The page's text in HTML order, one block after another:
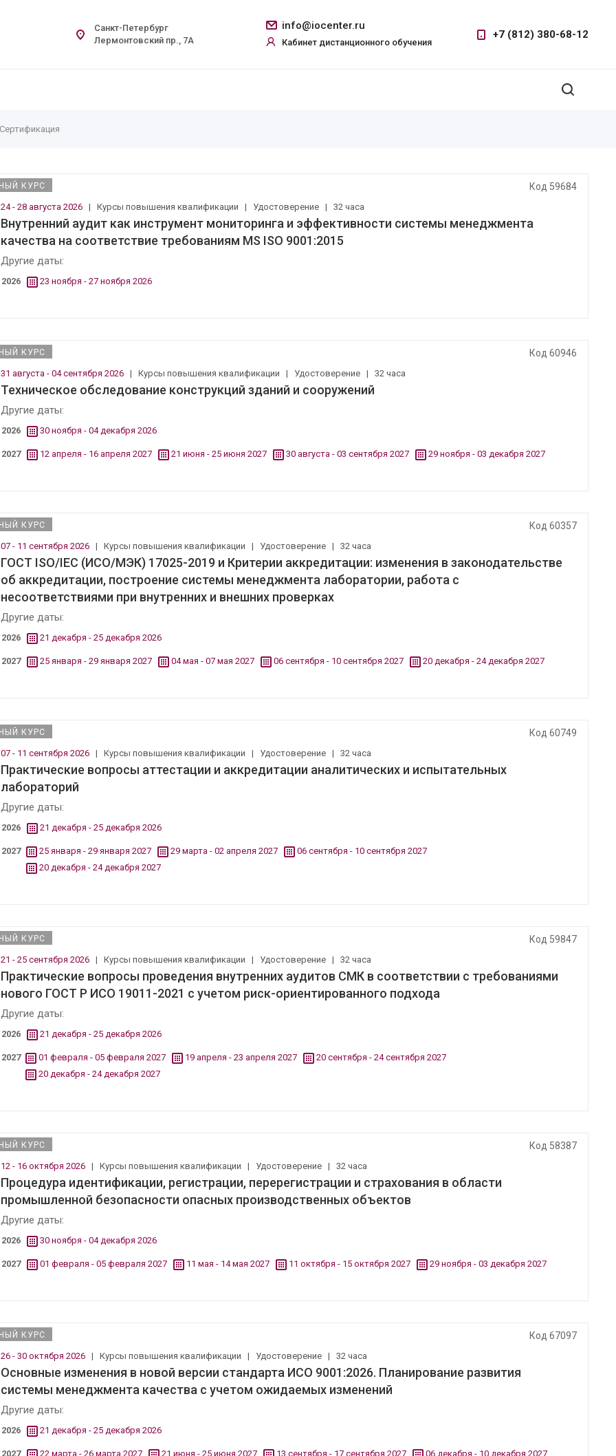
info@iocenter.ru
Кабинет дистанционного обучения
+7 (812) 380-68-12
Санкт-Петербург
Лермонтовский пр., 7А
КУРС Код 59684
24 - 28 августа 2026 |Курсы повышения квалификации | Удостоверение |32 часа
Внутренний аудит как инструмент мониторинга и эффективности системы менеджмента
качества на соответствие требованиям MS ISO 9001:2015
Другие даты:
2026 23 ноября - 27 ноября 2026
КУРС Код 60946
31 августа - 04 сентября 2026 |Курсы повышения квалификации | Удостоверение |32 часа
Техническое обследование конструкций зданий и сооружений
Другие даты:
2026 30 ноября - 04 декабря 2026
2027 12 апреля - 16 апреля 2027 21 июня - 25 июня 2027 30 августа - 03 сентября 2027 29 ноября - 03 декабря 2027
КУРС Код 60357
07 - 11 сентября 2026 |Курсы повышения квалификации | Удостоверение |32 часа
ГОСТ ISO/IEC (ИСО/МЭК) 17025-2019 и Критерии аккредитации: изменения в законодательстве
об аккредитации, построение системы менеджмента лаборатории, работа с
несоответствиями при внутренних и внешних проверках
Другие даты:
2026 21 декабря - 25 декабря 2026
2027 25 января - 29 января 2027 04 мая - 07 мая 2027 06 сентября - 10 сентября 2027 20 декабря - 24 декабря 2027
КУРС Код 60749
07 - 11 сентября 2026 |Курсы повышения квалификации | Удостоверение |32 часа
Практические вопросы аттестации и аккредитации аналитических и испытательных
лабораторий
Другие даты:
2026 21 декабря - 25 декабря 2026
2027 25 января - 29 января 2027 29 марта - 02 апреля 2027
06 сентября - 10 сентября 2027
20 декабря - 24 декабря 2027
КУРС Код 59847
21 - 25 сентября 2026 |Курсы повышения квалификации | Удостоверение |32 часа
Практические вопросы проведения внутренних аудитов СМК в соответствии с требованиями
нового ГОСТ Р ИСО 19011-2021 с учетом риск-ориентированного подхода
Другие даты:
2026 21 декабря - 25 декабря 2026
2027 01 февраля - 05 февраля 2027 19 апреля - 23 апреля 2027
20 сентября - 24 сентября 2027
20 декабря - 24 декабря 2027
КУРС Код 58387
12 - 16 октября 2026 |Курсы повышения квалификации | Удостоверение |32 часа
Процедура идентификации, регистрации, перерегистрации и страхования в области
промышленной безопасности опасных производственных объектов
Другие даты:
2026 30 ноября - 04 декабря 2026
2027 01 февраля - 05 февраля 2027 11 мая - 14 мая 2027 11 октября - 15 октября 2027 29 ноября - 03 декабря 2027
КУРС Код 67097
26 - 30 октября 2026 |Курсы повышения квалификации | Удостоверение |32 часа
Основные изменения в новой версии стандарта ИСО 9001:2026. Планирование развития
системы менеджмента качества с учетом ожидаемых изменений
Другие даты:
2026 21 декабря - 25 декабря 2026
2027 22 марта - 26 марта 2027 21 июня - 25 июня 2027 13 сентября - 17 сентября 2027 06 декабря - 10 декабря 2027